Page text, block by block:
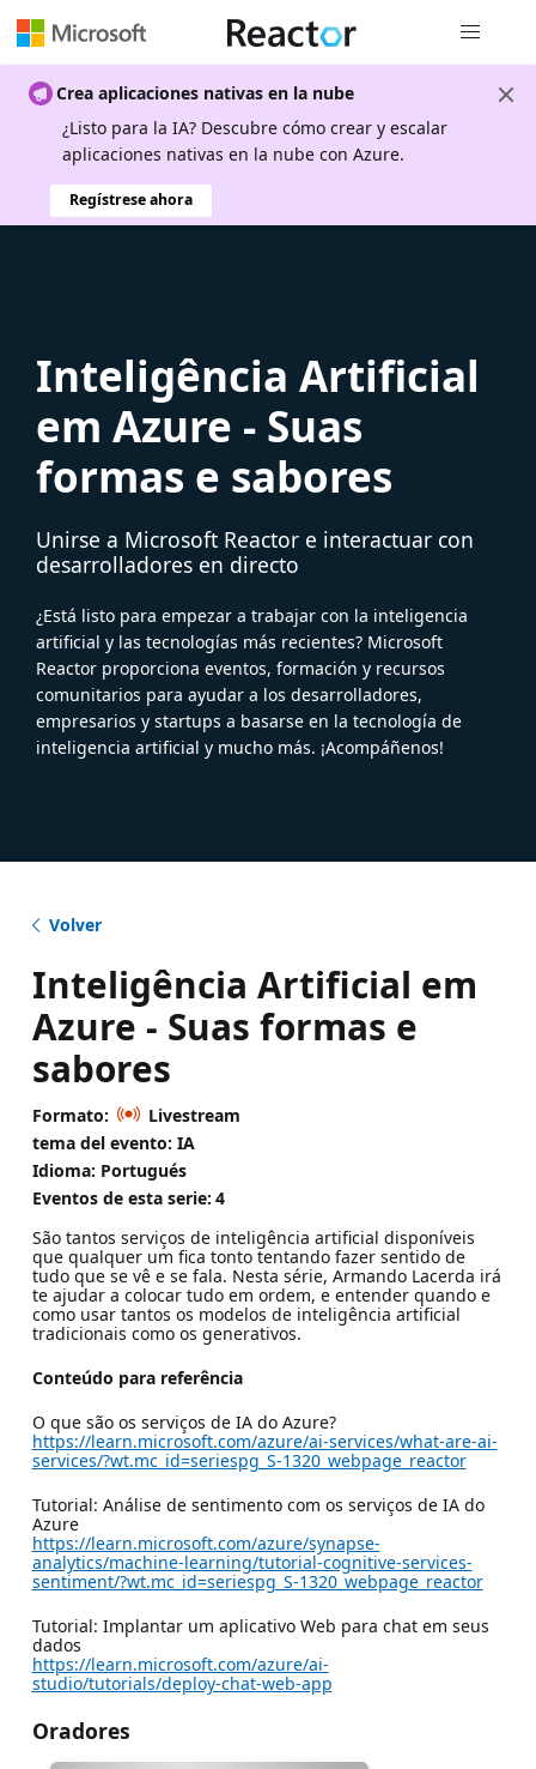
Crea aplicaciones nativas en la nube
¿Listo para la IA? Descubre cómo crear y escalar
aplicaciones nativas en la nube con Azure.
Regístrese ahora
Inteligência Artificial
em Azure - Suas
formas e sabores
Unirse a Microsoft Reactor e interactuar con
desarrolladores en directo
¿Está listo para empezar a trabajar con la inteligencia
artificial y las tecnologías más recientes? Microsoft
Reactor proporciona eventos, formación y recursos
comunitarios para ayudar a los desarrolladores,
empresarios y startups a basarse en la tecnología de
inteligencia artificial y mucho más. ¡Acompáñenos!
Volver
Inteligência Artificial em
Azure - Suas formas e
sabores
Formato:
Livestream
tema del evento: IA
Idioma: Portugués
Eventos de esta serie: 4
São tantos serviços de inteligência artificial disponíveis
que qualquer um fica tonto tentando fazer sentido de
tudo que se vê e se fala. Nesta série, Armando Lacerda irá
te ajudar a colocar tudo em ordem, e entender quando e
como usar tantos os modelos de inteligência artificial
tradicionais como os generativos.
Conteúdo para referência
O que são os serviços de IA do Azure?
https://learn.microsoft.com/azure/ai-services/what-are-ai-
services/?wt.mc_id=seriespg_S-1320_webpage_reactor
Tutorial: Análise de sentimento com os serviços de IA do
Azure
https://learn.microsoft.com/azure/synapse-
analytics/machine-learning/tutorial-cognitive-services-
sentiment/?wt.mc_id=seriespg_S-1320_webpage_reactor
Tutorial: Implantar um aplicativo Web para chat em seus
dados
https://learn.microsoft.com/azure/ai-
studio/tutorials/deploy-chat-web-app
Oradores